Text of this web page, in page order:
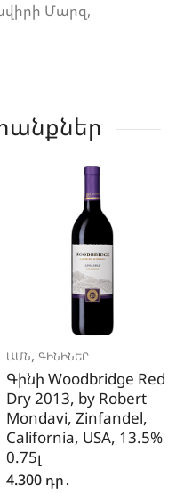
Մարզ,
ԱՄՆ, ԳԻՆԻՆԵՐ
Գինի Woodbridge Red
Dry 2013, by Robert
Mondavi, Zinfandel,
California, USA, 13.5%
0.75լ
4.300 դր․